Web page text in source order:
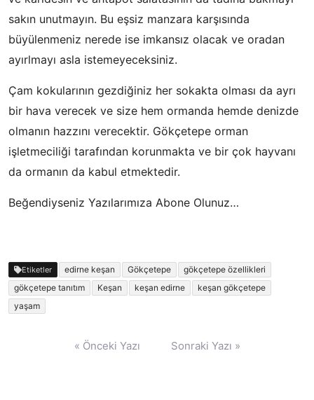
sakın unutmayın. Bu eşsiz manzara karşısında
büyülenmeniz nerede ise imkansız olacak ve oradan
ayırlmayı asla istemeyeceksiniz.
Çam kokularının gezdiğiniz her sokakta olması da ayrı
bir hava verecek ve size hem ormanda hemde denizde
olmanın hazzını verecektir. Gökçetepe orman
işletmeciliği tarafından korunmakta ve bir çok hayvanı
da ormanın da kabul etmektedir.
Beğendiyseniz Yazılarımıza Abone Olunuz…
Etiketler edirne keşan Gökçetepe
gökçetepe özellikleri
gökçetepe tanıtım
Keşan keşan edirne
keşan gökçetepe
yaşam
« Önceki Yazı Sonraki Yazı »